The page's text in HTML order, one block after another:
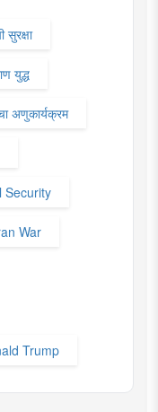
सुरक्षा
युद्ध
अणुकार्यक्रम
Security
War
Trump